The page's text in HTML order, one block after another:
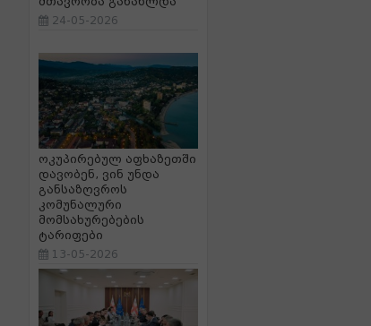
24-05-2026
ოკუპირებულ აფხაზეთში
დავობენ, ვინ უნდა
განსაზღვროს
კომუნალური
მომსახურებების
ტარიფები
13-05-2026